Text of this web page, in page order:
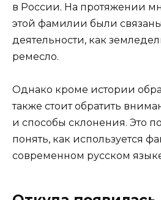
в России. На протяжении
этой фамилии были
деятельности, как
ремесло.
Однако кроме истории
также стоит обратить
и способы склонения. Это
понять, как используется
современном русском